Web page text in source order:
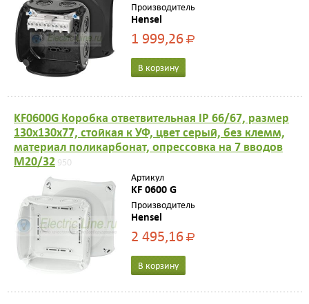
Производитель
Hensel
1 999,26Р
В корзину
KF0600G Коробка ответвительная IP 66/67, размер
130х130х77, стойкая к УФ, цвет серый, без клемм,
материал поликарбонат, опрессовка на 7 вводов
M20/32 950
Артикул
KF 0600 G
Производитель
Hensel
2 495,16Р
В корзину